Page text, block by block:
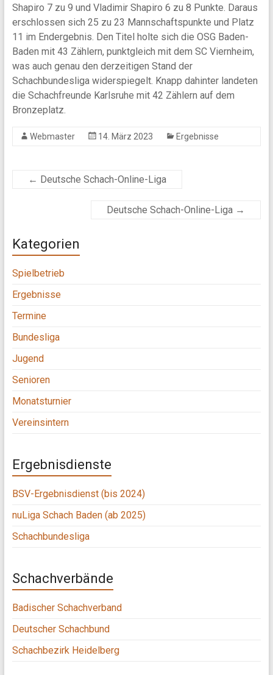
Shapiro 7 zu 9 und Vladimir Shapiro 6 zu 8 Punkte. Daraus
erschlossen sich 25 zu 23 Mannschaftspunkte und Platz
11 im Endergebnis. Den Titel holte sich die OSG Baden-
Baden mit 43 Zählern, punktgleich mit dem SC Viernheim,
was auch genau den derzeitigen Stand der
Schachbundesliga widerspiegelt. Knapp dahinter landeten
die Schachfreunde Karlsruhe mit 42 Zählern auf dem
Bronzeplatz.
Webmaster 14. März 2023 Ergebnisse
← Deutsche Schach-Online-Liga
Deutsche Schach-Online-Liga →
Kategorien
Spielbetrieb
Ergebnisse
Termine
Bundesliga
Jugend
Senioren
Monatsturnier
Vereinsintern
Ergebnisdienste
BSV-Ergebnisdienst (bis 2024)
nuLiga Schach Baden (ab 2025)
Schachbundesliga
Schachverbände
Badischer Schachverband
Deutscher Schachbund
Schachbezirk Heidelberg